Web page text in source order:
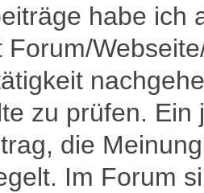
habe ich
Forum/
zu prüfen.
die
Im Forum